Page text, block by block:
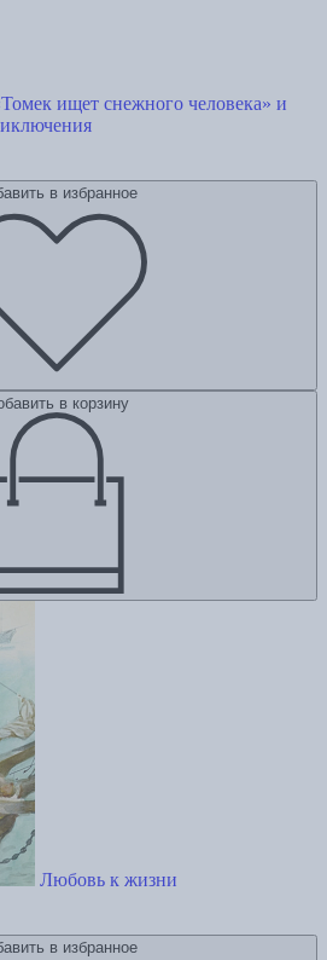
ищет снежного человека» и
в избранное
в корзину
Любовь к жизни
в избранное